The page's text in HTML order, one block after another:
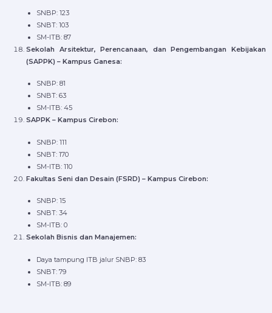
SNBP: 123
SNBT: 103
SM-ITB: 87
Sekolah Arsitektur, Perencanaan, dan Pengembangan Kebijakan
(SAPPK) – Kampus Ganesa:
SNBP: 81
SNBT: 63
SM-ITB: 45
SAPPK – Kampus Cirebon:
SNBP: 111
SNBT: 170
SM-ITB: 110
Fakultas Seni dan Desain (FSRD) – Kampus Cirebon:
SNBP: 15
SNBT: 34
SM-ITB: 0
Sekolah Bisnis dan Manajemen:
Daya tampung ITB jalur SNBP: 83
SNBT: 79
SM-ITB: 89